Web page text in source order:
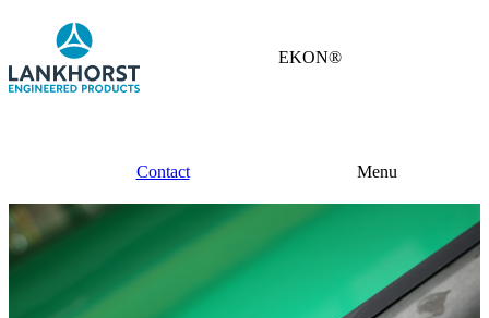
EKON®
Contact Menu